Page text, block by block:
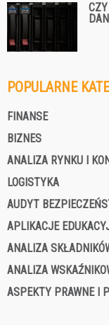
POPULARNE
FINANSE
BIZNES
ANALIZA RYNKU I
LOGISTYKA
AUDYT
APLIKACJE
ANALIZA
ANALIZA
ASPEKTY PRAWNE I